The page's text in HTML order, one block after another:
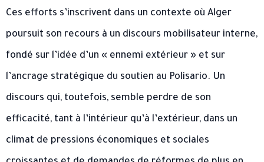
Ces efforts s’inscrivent dans un contexte où Alger
poursuit son recours à un discours mobilisateur interne,
fondé sur l’idée d’un « ennemi extérieur » et sur
l’ancrage stratégique du soutien au Polisario. Un
discours qui, toutefois, semble perdre de son
efficacité, tant à l’intérieur qu’à l’extérieur, dans un
climat de pressions économiques et sociales